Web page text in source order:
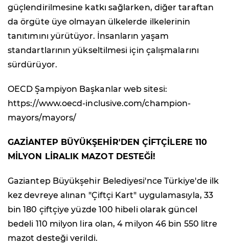
güçlendirilmesine katkı sağlarken, diğer taraftan
da örgüte üye olmayan ülkelerde ilkelerinin
tanıtımını yürütüyor. İnsanların yaşam
standartlarının yükseltilmesi için çalışmalarını
sürdürüyor.
OECD Şampiyon Başkanlar web sitesi:
https://www.oecd-inclusive.com/champion-
mayors/mayors/
GAZİANTEP BÜYÜKŞEHİR'DEN ÇİFTÇİLERE 110
MİLYON LİRALIK MAZOT DESTEĞİ!
Gaziantep Büyükşehir Belediyesi'nce Türkiye'de ilk
kez devreye alınan "Çiftçi Kart" uygulamasıyla, 33
bin 180 çiftçiye yüzde 100 hibeli olarak güncel
bedeli 110 milyon lira olan, 4 milyon 46 bin 550 litre
mazot desteği verildi.